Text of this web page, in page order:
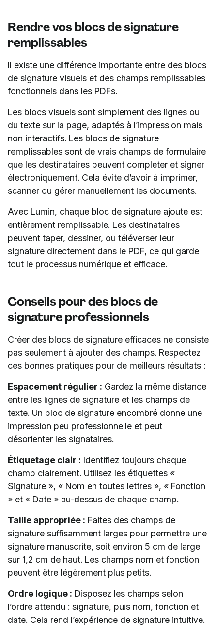
Rendre vos blocs de signature
remplissables
Il existe une différence importante entre des blocs
de signature visuels et des champs remplissables
fonctionnels dans les PDFs.
Les blocs visuels sont simplement des lignes ou
du texte sur la page, adaptés à l’impression mais
non interactifs. Les blocs de signature
remplissables sont de vrais champs de formulaire
que les destinataires peuvent compléter et signer
électroniquement. Cela évite d’avoir à imprimer,
scanner ou gérer manuellement les documents.
Avec Lumin, chaque bloc de signature ajouté est
entièrement remplissable. Les destinataires
peuvent taper, dessiner, ou téléverser leur
signature directement dans le PDF, ce qui garde
tout le processus numérique et efficace.
Conseils pour des blocs de
signature professionnels
Créer des blocs de signature efficaces ne consiste
pas seulement à ajouter des champs. Respectez
ces bonnes pratiques pour de meilleurs résultats :
Espacement régulier : Gardez la même distance
entre les lignes de signature et les champs de
texte. Un bloc de signature encombré donne une
impression peu professionnelle et peut
désorienter les signataires.
Étiquetage clair : Identifiez toujours chaque
champ clairement. Utilisez les étiquettes «
Signature », « Nom en toutes lettres », « Fonction
» et « Date » au-dessus de chaque champ.
Taille appropriée : Faites des champs de
signature suffisamment larges pour permettre une
signature manuscrite, soit environ 5 cm de large
sur 1,2 cm de haut. Les champs nom et fonction
peuvent être légèrement plus petits.
Ordre logique : Disposez les champs selon
l’ordre attendu : signature, puis nom, fonction et
date. Cela rend l’expérience de signature intuitive.